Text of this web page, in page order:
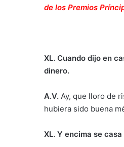
de los Premios
XL. Cuando dijo en
dinero.
A.V. Ay, que lloro de
hubiera sido buena
XL. Y encima se